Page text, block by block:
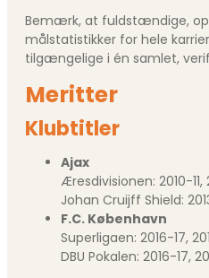
Bemærk, at fuldstændige,
målstatistikker for hele
tilgængelige i én samlet,
Meritter
Klubtitler
Ajax
Æresdivisionen: 2010-11,
Johan Cruijff Shield:
F.C. København
Superligaen: 2016-17,
DBU Pokalen: 2016-17,